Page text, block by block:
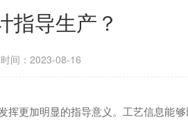
指导生产？
间： 2023-08-16
挥更加明显的指导意义。工艺信息能够